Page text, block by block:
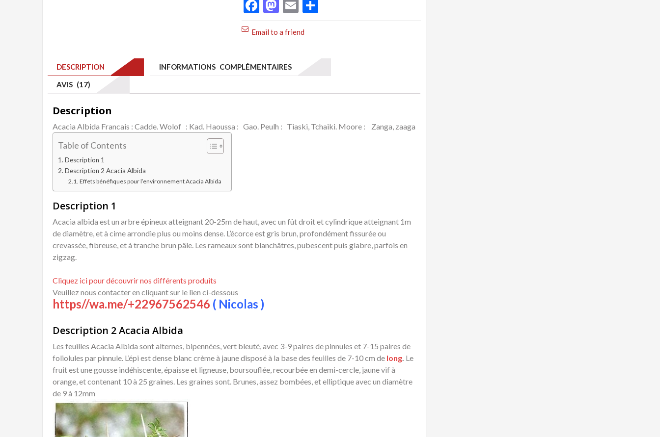
Tchaiki,
Zaaga
Facebook
Mastodon
Email
Email to a friend
DESCRIPTION
INFORMATIONS COMPLÉMENTAIRES
AVIS (17)
Description
Acacia Albida Francais : Cadde. Wolof : Kad. Haoussa : Gao. Peulh : Tiaski, Tchaiki. Moore : Zanga, zaaga
Table of Contents
Description 1
Description 2 Acacia Albida
Effets bénéfiques pour l’environnement Acacia Albida
Description 1
Acacia albida est un arbre épineux atteignant 20-25m de haut, avec un fût droit et cylindrique atteignant 1m
de diamètre, et à cime arrondie plus ou moins dense. L’écorce est gris brun, profondément fissurée ou
crevassée, fibreuse, et à tranche brun pâle. Les rameaux sont blanchâtres, pubescent puis glabre, parfois en
zigzag.
Cliquez ici pour découvrir nos différents produits
Veuillez nous contacter en cliquant sur le lien ci-dessous
https//wa.me/+22967562546 ( Nicolas )
Description 2 Acacia Albida
Les feuilles Acacia Albida sont alternes, bipennées, vert bleuté, avec 3-9 paires de pinnules et 7-15 paires de
foliolules par pinnule. L’épi est dense blanc crème à jaune disposé à la base des feuilles de 7-10 cm de long. Le
fruit est une gousse indéhiscente, épaisse et ligneuse, boursouflée, recourbée en demi-cercle, jaune vif à
orange, et contenant 10 à 25 graines. Les graines sont. Brunes, assez bombées, et elliptique avec un diamètre
de 9 à 12mm